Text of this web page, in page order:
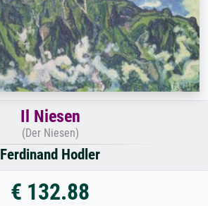
Il Niesen
(Der Niesen)
Ferdinand Hodler
€ 132.88